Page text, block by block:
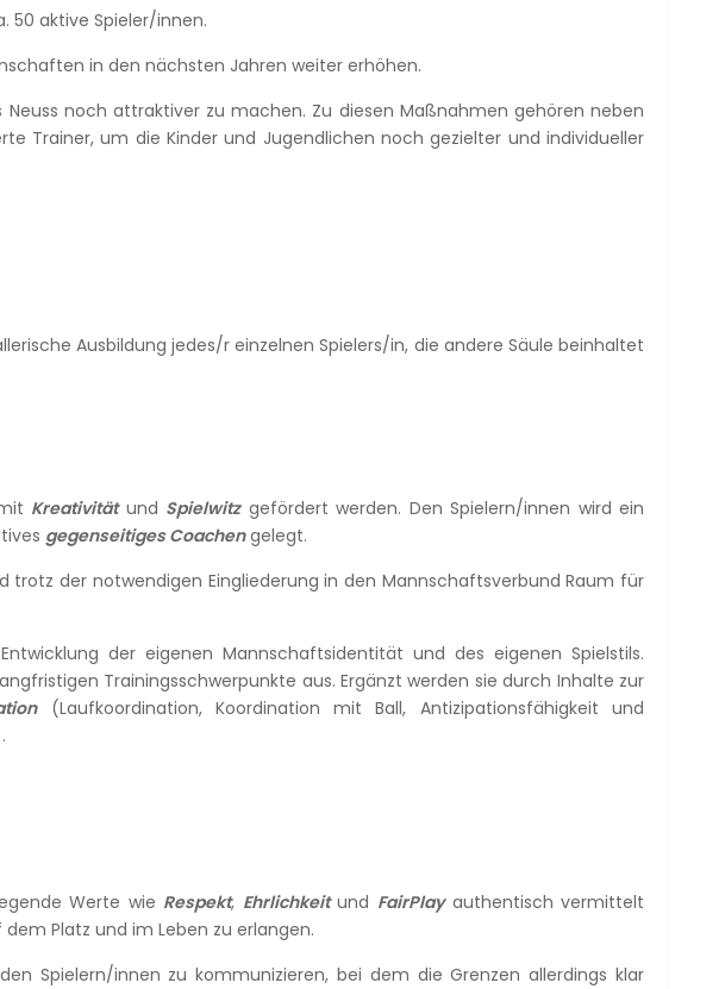
50 aktive Spieler/innen.
in den nächsten Jahren weiter erhöhen.
noch attraktiver zu machen. Zu diesen Maßnahmen gehören neben
Trainer, um die Kinder und Jugendlichen noch gezielter und individueller
Ausbildung jedes/r einzelnen Spielers/in, die andere Säule beinhaltet
Kreativitätund Spielwitzgefördert werden. Den Spielern/innen wird ein
gegenseitiges Coachengelegt.
trotz der notwendigen Eingliederung in den Mannschaftsverbund Raum für
der eigenen Mannschaftsidentität und des eigenen Spielstils.
Trainingsschwerpunkte aus. Ergänzt werden sie durch Inhalte zur
(Laufkoordination, Koordination mit Ball, Antizipationsfähigkeit und
Werte wie Respekt, Ehrlichkeitund FairPlayauthentisch vermittelt
Platz und im Leben zu erlangen.
Spielern/innen zu kommunizieren, bei dem die Grenzen allerdings klar